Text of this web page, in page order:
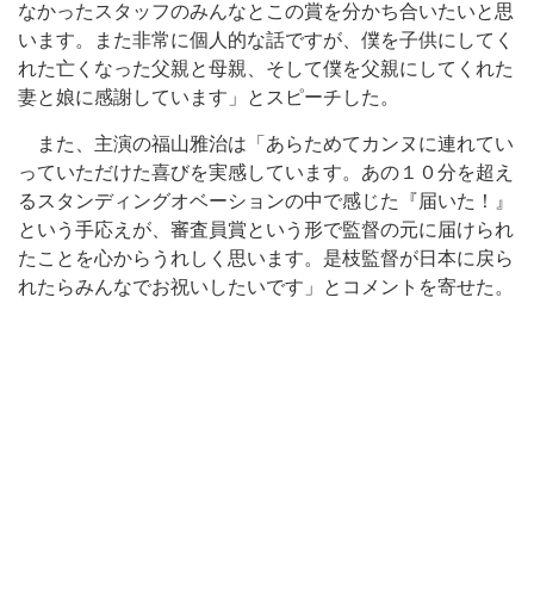
なかったスタッフのみんなとこの賞を分かち合いたいと思
います。また非常に個人的な話ですが、僕を子供にしてく
れた亡くなった父親と母親、そして僕を父親にしてくれた
妻と娘に感謝しています」とスピーチした。
また、主演の福山雅治は「あらためてカンヌに連れてい
っていただけた喜びを実感しています。あの１０分を超え
るスタンディングオベーションの中で感じた『届いた！』
という手応えが、審査員賞という形で監督の元に届けられ
たことを心からうれしく思います。是枝監督が日本に戻ら
れたらみんなでお祝いしたいです」とコメントを寄せた。